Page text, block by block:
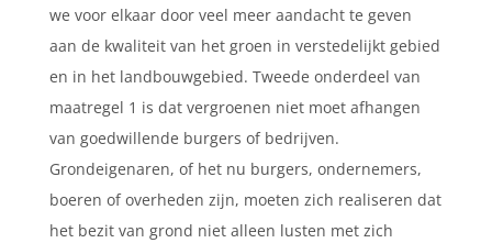
we voor elkaar door veel meer aandacht te geven
aan de kwaliteit van het groen in verstedelijkt gebied
en in het landbouwgebied. Tweede onderdeel van
maatregel 1 is dat vergroenen niet moet afhangen
van goedwillende burgers of bedrijven.
Grondeigenaren, of het nu burgers, ondernemers,
boeren of overheden zijn, moeten zich realiseren dat
het bezit van grond niet alleen lusten met zich